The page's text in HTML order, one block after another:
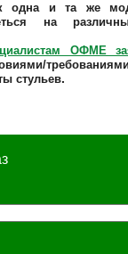
одна и та же
на
ОФМЕ
стульев.